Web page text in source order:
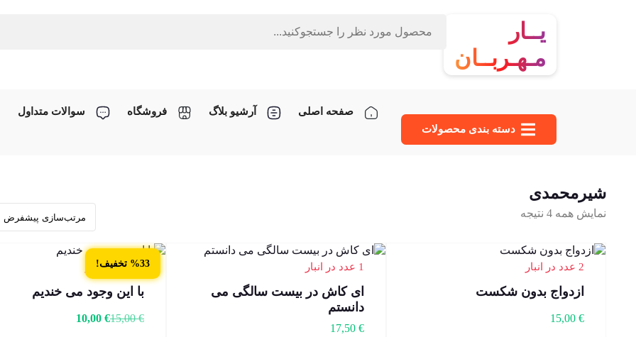
یــار
مـهـربــان
دسته‌ بندی محصولات
صفحه اصلی آرشیو بلاگ فروشگاه سوالات متداول
شیرمحمدی
نمایش همه 4 نتیجه
2 عدد در انبار
ازدواج بدون شکست
15,00 €
1 عدد در انبار
ای کاش در بیست سالگی می
دانستم
17,50 €
%33 تخفیف!
4 عدد در انبار
با این وجود می خندیم
15,00€
10,00 €